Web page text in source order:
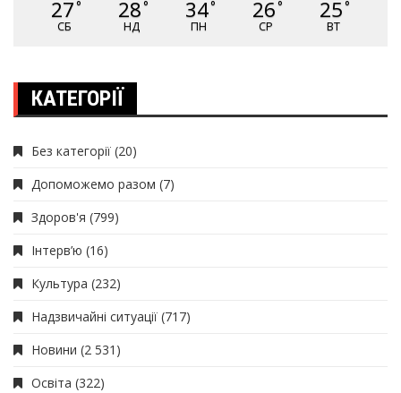
27°
СБ
28°
НД
34°
ПН
26°
СР
25°
ВТ
КАТЕГОРІЇ
Без категорії (20)
Допоможемо разом (7)
Здоров'я (799)
Інтерв’ю (16)
Культура (232)
Надзвичайні ситуації (717)
Новини (2 531)
Освіта (322)